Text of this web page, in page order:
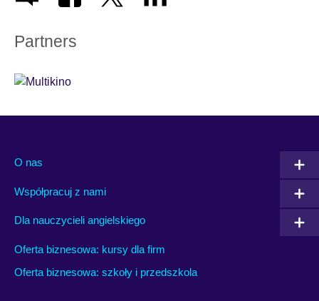
Partners
O nas
Współpracuj z nami
Dla nauczycieli angielskiego
Oferta biznesowa: kursy dla firm
Oferta biznesowa: szkoły i przedszkola